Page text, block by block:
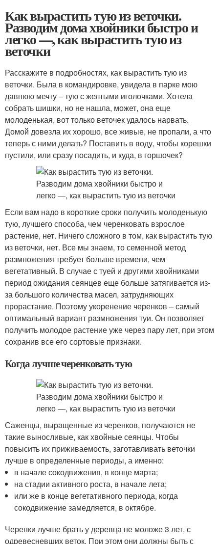
Как вырастить тую из веточки.
Разводим дома хвойники быстро и
легко —, как вырастить тую из
веточки
Расскажите в подробностях, как вырастить тую из
веточки. Была в командировке, увидела в парке мою
давнюю мечту – тую с желтыми иголочками. Хотела
собрать шишки, но не нашла, может, она еще
молоденькая, вот только веточек удалось нарвать.
Домой довезла их хорошо, все живые, не пропали, а что
теперь с ними делать? Поставить в воду, чтобы корешки
пустили, или сразу посадить, и куда, в горшочек?
Если вам надо в короткие сроки получить молоденькую
тую, лучшего способа, чем черенковать взрослое
растение, нет. Ничего сложного в том, как вырастить тую
из веточки, нет. Все мы знаем, то семенной метод
размножения требует больше времени, чем
вегетативный. В случае с туей и другими хвойниками
период ожидания сеянцев еще больше затягивается из-
за большого количества масел, затрудняющих
прорастание. Поэтому укоренение черенков – самый
оптимальный вариант размножения туи. Он позволяет
получить молодое растение уже через пару лет, при этом
сохранив все его сортовые признаки.
Когда лучше черенковать тую
Саженцы, выращенные из черенков, получаются не
такие выносливые, как хвойные сеянцы. Чтобы
повысить их приживаемость, заготавливать веточки
лучше в определенные периоды, а именно:
в начале сокодвижения, в конце марта;
на стадии активного роста, в начале лета;
или же в конце вегетативного периода, когда
сокодвижение замедляется, в октябре.
Черенки лучше брать у деревца не моложе 3 лет, с
одревесневших веток. При этом они должны быть с